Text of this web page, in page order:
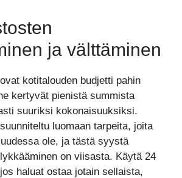
ja välttäminen
kotitalouden budjetti pahin
kertyvät pienistä summista
suuriksi kokonaisuuksiksi.
luomaan tarpeita, joita
ole, ja tästä syystä
on viisasta. Käytä 24
haluat ostaa jotain sellaista,